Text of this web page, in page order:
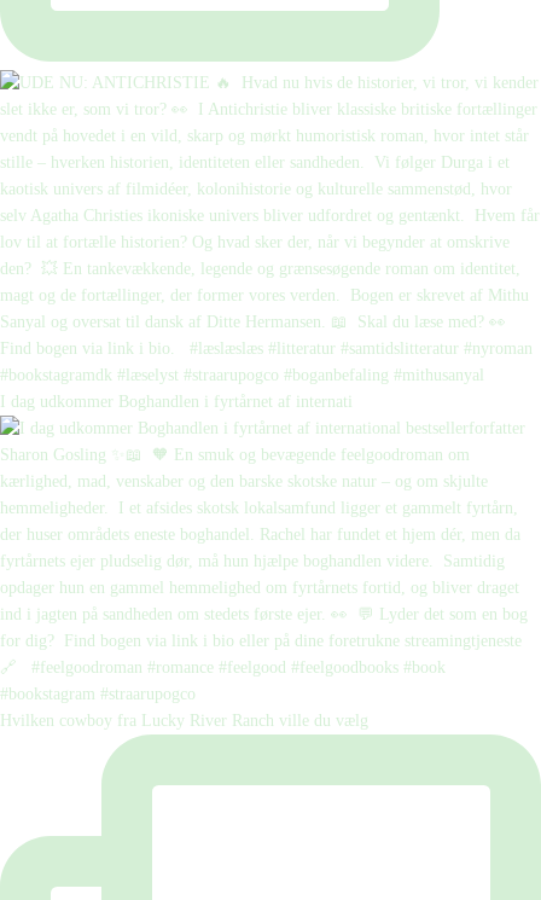
I dag udkommer Boghandlen i fyrtårnet af internati
Hvilken cowboy fra Lucky River Ranch ville du vælg